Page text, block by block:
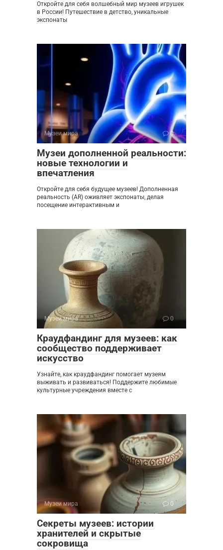
Откройте для себя волшебный мир музеев игрушек
в России! Путешествие в детство, уникальные
экспонаты
Музеи мира 0
Музеи дополненной реальности:
новые технологии и
впечатления
Откройте для себя будущее музеев! Дополненная
реальность (AR) оживляет экспонаты, делая
посещение интерактивным и
Музеи мира 0
Краудфандинг для музеев: как
сообщество поддерживает
искусство
Узнайте, как краудфандинг помогает музеям
выживать и развиваться! Поддержите любимые
культурные учреждения вместе с
Музеи мира 0
Секреты музеев: истории
хранителей и скрытые
сокровища